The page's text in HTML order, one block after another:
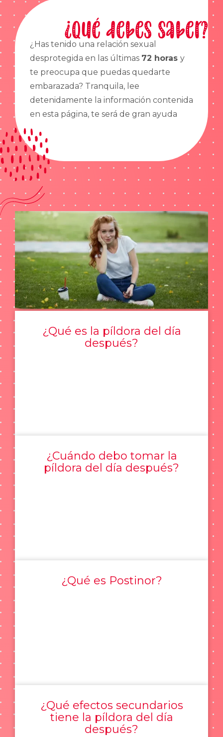
¿Qué debes saber?
¿Has tenido una relación sexual
desprotegida en las últimas 72 horas y
te preocupa que puedas quedarte
embarazada? Tranquila, lee
detenidamente la información contenida
en esta página, te será de gran ayuda
¿Qué es la píldora del día
después?
¿Cuándo debo tomar la
píldora del día después?
¿Qué es Postinor?
¿Qué efectos secundarios
tiene la píldora del día
después?